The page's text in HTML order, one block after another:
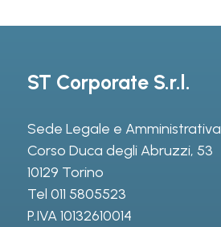
ST Corporate S.r.l.
Sede Legale e Amministrativa
Corso Duca degli Abruzzi, 53
10129 Torino
Tel 011 5805523
P.IVA 10132610014